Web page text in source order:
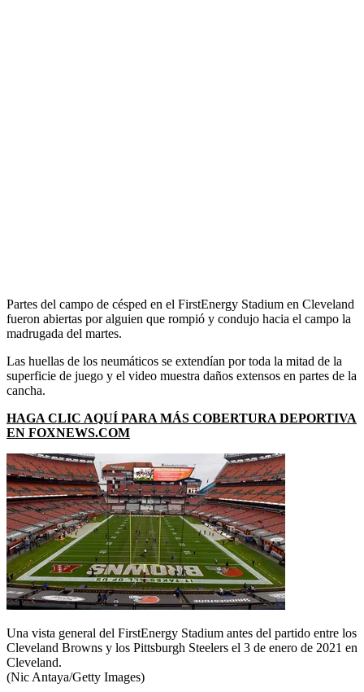
Partes del campo de césped en el FirstEnergy Stadium en Cleveland
fueron abiertas por alguien que rompió y condujo hacia el campo la
madrugada del martes.
Las huellas de los neumáticos se extendían por toda la mitad de la
superficie de juego y el video muestra daños extensos en partes de la
cancha.
HAGA CLIC AQUÍ PARA MÁS COBERTURA DEPORTIVA
EN FOXNEWS.COM
Una vista general del FirstEnergy Stadium antes del partido entre los
Cleveland Browns y los Pittsburgh Steelers el 3 de enero de 2021 en
Cleveland.
(Nic Antaya/Getty Images)